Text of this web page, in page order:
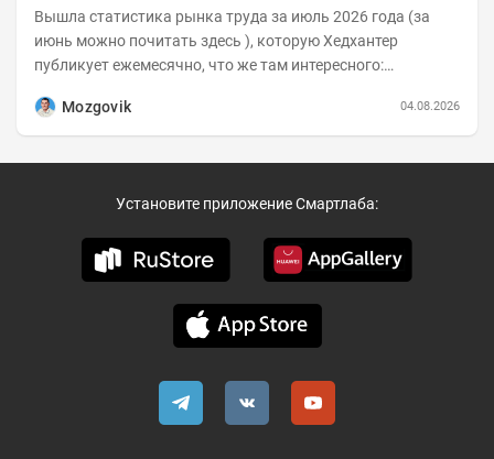
Вышла статистика рынка труда за июль 2026 года (за
июнь можно почитать здесь ), которую Хедхантер
публикует ежемесячно, что же там интересного:
Mozgovik
04.08.2026
Установите приложение Смартлаба: